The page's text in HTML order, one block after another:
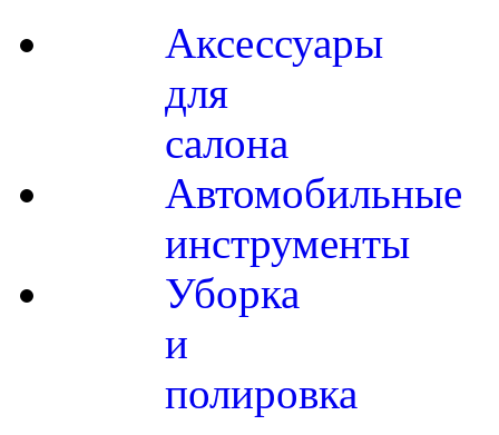
Аксессуары
для
салона
Автомобильные
инструменты
Уборка
и
полировка